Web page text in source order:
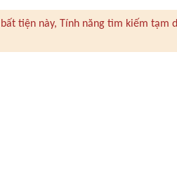
tiện này, Tính năng tìm kiếm